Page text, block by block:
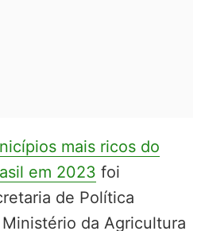
mais ricos do
em 2023 foi
de Política
da Agricultura